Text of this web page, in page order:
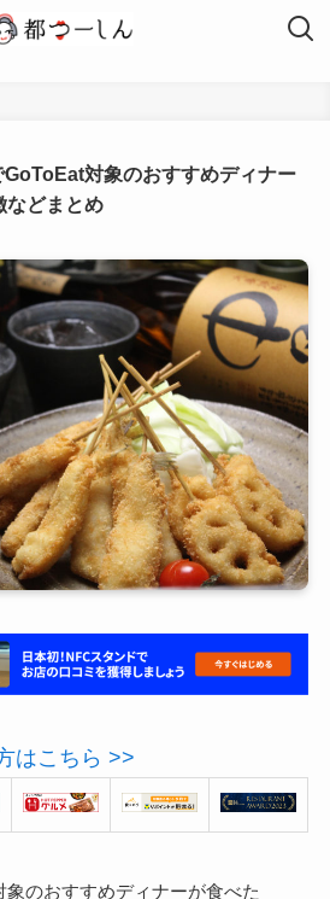
GoToEat対象のおすすめディナー
などまとめ
はこちら >>
象のおすすめディナーが食べた